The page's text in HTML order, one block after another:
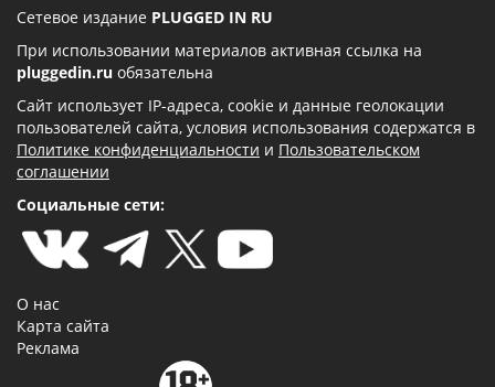
Сетевое издание PLUGGED IN RU
При использовании материалов активная ссылка на
pluggedin.ru обязательна
Сайт использует IP-адреса, cookie и данные геолокации
пользователей сайта, условия использования содержатся в
Политике конфиденциальности и Пользовательском
соглашении
Социальные сети:
О нас
Карта сайта
Реклама